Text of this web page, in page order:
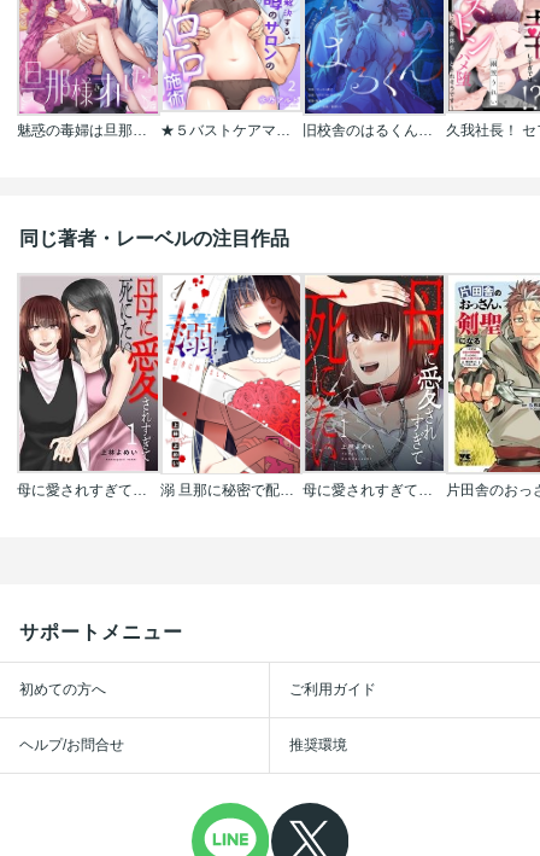
魅惑の毒婦は旦那様をオトしたい ★５バストケアマッサージをはじめます～あなたの悩みを解決する、噂のサロンのトロトロ施術 旧校舎のはるくん～二人きりの鬼ごっこ、しよう？
同じ著者・レーベルの注目作品
溺 旦那に秘密で配信者に捧げました(話売り)
サポートメニュー
初めての方へ ご利用ガイド
ヘルプ/お問合せ 推奨環境